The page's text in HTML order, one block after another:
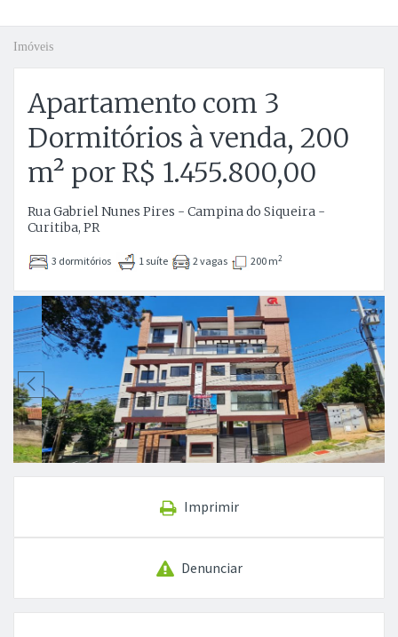
Imóveis
Apartamento com 3
Dormitórios à venda, 200
m² por R$ 1.455.800,00
Rua Gabriel Nunes Pires - Campina do Siqueira -
Curitiba, PR
3 dormitórios 1 suíte 2 vagas 200 m2
Anterior
Imprimir
Denunciar